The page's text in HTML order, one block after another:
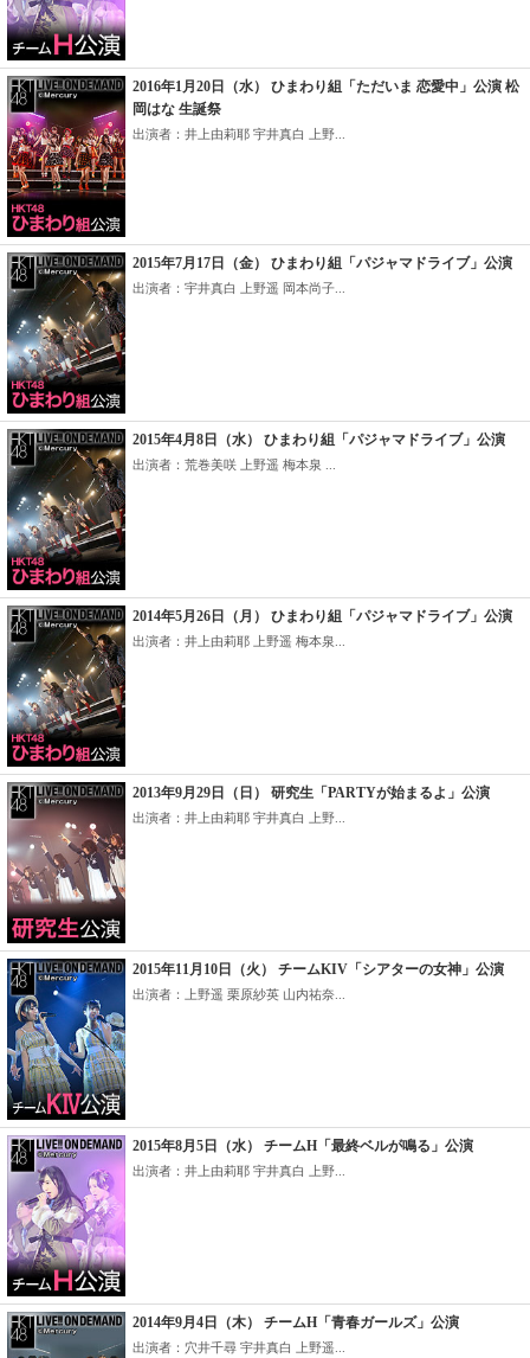
2016年1月20日（水） ひまわり組「ただいま 恋愛中」公演 松
岡はな 生誕祭
出演者：井上由莉耶 宇井真白 上野...
2015年7月17日（金） ひまわり組「パジャマドライブ」公演
出演者：宇井真白 上野遥 岡本尚子...
2015年4月8日（水） ひまわり組「パジャマドライブ」公演
出演者：荒巻美咲 上野遥 梅本泉 ...
2014年5月26日（月） ひまわり組「パジャマドライブ」公演
出演者：井上由莉耶 上野遥 梅本泉...
2013年9月29日（日） 研究生「PARTYが始まるよ」公演
出演者：井上由莉耶 宇井真白 上野...
2015年11月10日（火） チームKIV「シアターの女神」公演
出演者：上野遥 栗原紗英 山内祐奈...
2015年8月5日（水） チームH「最終ベルが鳴る」公演
出演者：井上由莉耶 宇井真白 上野...
2014年9月4日（木） チームH「青春ガールズ」公演
出演者：穴井千尋 宇井真白 上野遥...